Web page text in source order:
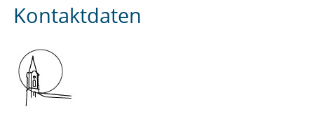
Kontaktdaten